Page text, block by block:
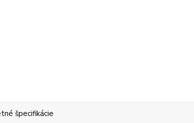
špecifikácie